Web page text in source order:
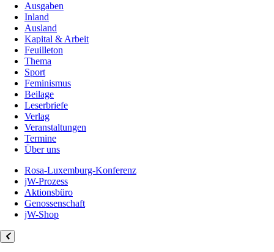
Ausgaben
Inland
Ausland
Kapital & Arbeit
Feuilleton
Thema
Sport
Feminismus
Beilage
Leserbriefe
Verlag
Veranstaltungen
Termine
Über uns
Rosa-Luxemburg-Konferenz
jW-Prozess
Aktionsbüro
Genossenschaft
jW-Shop